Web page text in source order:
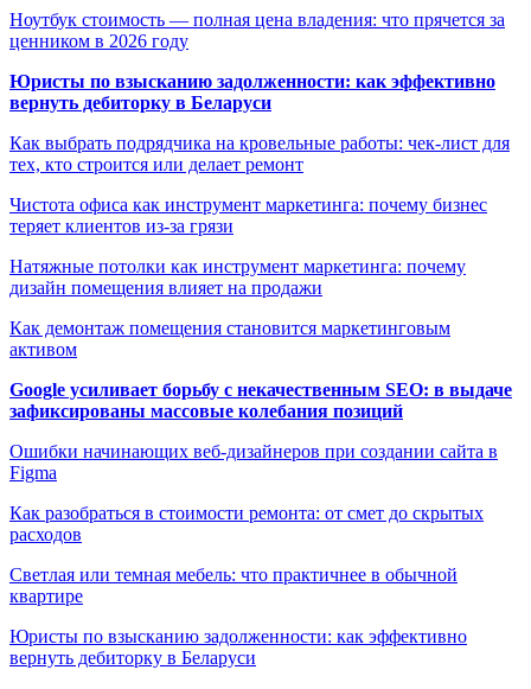
Ноутбук стоимость — полная цена владения: что прячется за
ценником в 2026 году
Юристы по взысканию задолженности: как эффективно
вернуть дебиторку в Беларуси
Как выбрать подрядчика на кровельные работы: чек-лист для
тех, кто строится или делает ремонт
Чистота офиса как инструмент маркетинга: почему бизнес
теряет клиентов из-за грязи
Натяжные потолки как инструмент маркетинга: почему
дизайн помещения влияет на продажи
Как демонтаж помещения становится маркетинговым
активом
Google усиливает борьбу с некачественным SEO: в выдаче
зафиксированы массовые колебания позиций
Ошибки начинающих веб-дизайнеров при создании сайта в
Figma
Как разобраться в стоимости ремонта: от смет до скрытых
расходов
Светлая или темная мебель: что практичнее в обычной
квартире
Юристы по взысканию задолженности: как эффективно
вернуть дебиторку в Беларуси